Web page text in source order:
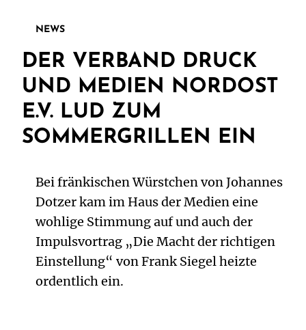
NEWS
DER VERBAND DRUCK
UND MEDIEN NORDOST
E.V. LUD ZUM
SOMMERGRILLEN EIN
Bei fränkischen Würstchen von Johannes
Dotzer kam im Haus der Medien eine
wohlige Stimmung auf und auch der
Impulsvortrag „Die Macht der richtigen
Einstellung“ von Frank Siegel heizte
ordentlich ein.